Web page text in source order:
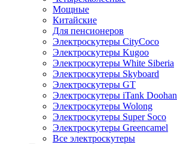
Мощные
Китайские
Для пенсионеров
Электроскутеры CityCoco
Электроскутеры Kugoo
Электроскутеры White Siberia
Электроскутеры Skyboard
Электроскутеры GT
Электроскутеры iTank Doohan
Электроскутеры Wolong
Электроскутеры Super Soco
Электроскутеры Greencamel
Все электроскутеры